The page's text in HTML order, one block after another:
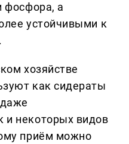
фосфора, а
устойчивыми к
хозяйстве
как сидераты
и некоторых видов
приём можно